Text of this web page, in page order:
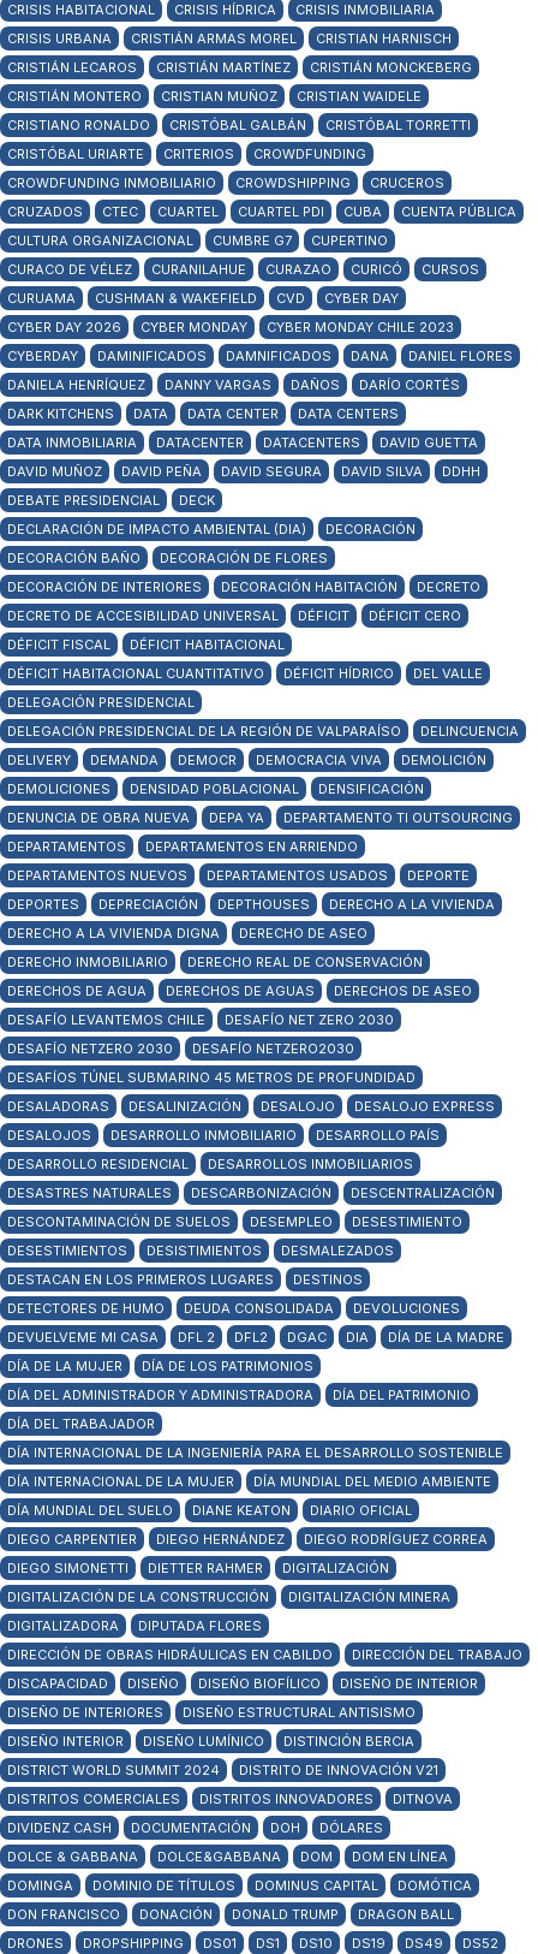
CRISIS HABITACIONAL CRISIS HÍDRICA
CRISIS INMOBILIARIA
CRISIS URBANA
CRISTIÁN ARMAS MOREL
CRISTIAN HARNISCH
CRISTIÁN LECAROS
CRISTIÁN MARTÍNEZ
CRISTIÁN MONCKEBERG
CRISTIÁN MONTERO
CRISTIAN MUÑOZ
CRISTIAN WAIDELE
CRISTIANO RONALDO
CRISTÓBAL GALBÁN
CRISTÓBAL TORRETTI
CRISTÓBAL URIARTE
CRITERIOS
CROWDFUNDING
CROWDFUNDING INMOBILIARIO
CROWDSHIPPING
CRUCEROS
CRUZADOS
CTEC CUARTEL CUARTEL PDI CUBA
CUENTA PÚBLICA
CULTURA ORGANIZACIONAL
CUMBRE G7
CUPERTINO
CURACO DE VÉLEZ
CURANILAHUE CURAZAO CURICÓ
CURSOS
CURUAMA
CUSHMAN & WAKEFIELD CVD
CYBER DAY
CYBER DAY 2026
CYBER MONDAY
CYBER MONDAY CHILE 2023
CYBERDAY
DAMINIFICADOS DAMNIFICADOS DANA
DANIEL FLORES
DANIELA HENRÍQUEZ
DANNY VARGAS DAÑOS
DARÍO CORTÉS
DARK KITCHENS
DATA DATA CENTER
DATA CENTERS
DATA INMOBILIARIA
DATACENTER DATACENTERS
DAVID GUETTA
DAVID MUÑOZ
DAVID PEÑA DAVID SEGURA DAVID SILVA
DDHH
DEBATE PRESIDENCIAL
DECK
DECLARACIÓN DE IMPACTO AMBIENTAL (DIA)
DECORACIÓN
DECORACIÓN BAÑO
DECORACIÓN DE FLORES
DECORACIÓN DE INTERIORES
DECORACIÓN HABITACIÓN
DECRETO
DECRETO DE ACCESIBILIDAD UNIVERSAL
DÉFICIT
DÉFICIT CERO
DÉFICIT FISCAL
DÉFICIT HABITACIONAL
DÉFICIT HABITACIONAL CUANTITATIVO
DÉFICIT HÍDRICO
DEL VALLE
DELEGACIÓN PRESIDENCIAL
DELEGACIÓN PRESIDENCIAL DE LA REGIÓN DE VALPARAÍSO
DELINCUENCIA
DELIVERY
DEMANDA DEMOCR DEMOCRACIA VIVA
DEMOLICIÓN
DEMOLICIONES
DENSIDAD POBLACIONAL
DENSIFICACIÓN
DENUNCIA DE OBRA NUEVA
DEPA YA
DEPARTAMENTO TI OUTSOURCING
DEPARTAMENTOS
DEPARTAMENTOS EN ARRIENDO
DEPARTAMENTOS NUEVOS
DEPARTAMENTOS USADOS
DEPORTE
DEPORTES
DEPRECIACIÓN DEPTHOUSES
DERECHO A LA VIVIENDA
DERECHO A LA VIVIENDA DIGNA
DERECHO DE ASEO
DERECHO INMOBILIARIO
DERECHO REAL DE CONSERVACIÓN
DERECHOS DE AGUA
DERECHOS DE AGUAS
DERECHOS DE ASEO
DESAFÍO LEVANTEMOS CHILE
DESAFÍO NET ZERO 2030
DESAFÍO NETZERO 2030
DESAFÍO NETZERO2030
DESAFÍOS TÚNEL SUBMARINO 45 METROS DE PROFUNDIDAD
DESALADORAS
DESALINIZACIÓN DESALOJO
DESALOJO EXPRESS
DESALOJOS
DESARROLLO INMOBILIARIO
DESARROLLO PAÍS
DESARROLLO RESIDENCIAL
DESARROLLOS INMOBILIARIOS
DESASTRES NATURALES
DESCARBONIZACIÓN
DESCENTRALIZACIÓN
DESCONTAMINACIÓN DE SUELOS
DESEMPLEO
DESESTIMIENTO
DESESTIMIENTOS
DESISTIMIENTOS
DESMALEZADOS
DESTACAN EN LOS PRIMEROS LUGARES
DESTINOS
DETECTORES DE HUMO
DEUDA CONSOLIDADA
DEVOLUCIONES
DEVUELVEME MI CASA
DFL 2 DFL2 DGAC DIA
DÍA DE LA MADRE
DÍA DE LA MUJER
DÍA DE LOS PATRIMONIOS
DÍA DEL ADMINISTRADOR Y ADMINISTRADORA
DÍA DEL PATRIMONIO
DÍA DEL TRABAJADOR
DÍA INTERNACIONAL DE LA INGENIERÍA PARA EL DESARROLLO SOSTENIBLE
DÍA INTERNACIONAL DE LA MUJER
DÍA MUNDIAL DEL MEDIO AMBIENTE
DÍA MUNDIAL DEL SUELO
DIANE KEATON
DIARIO OFICIAL
DIEGO CARPENTIER
DIEGO HERNÁNDEZ
DIEGO RODRÍGUEZ CORREA
DIEGO SIMONETTI
DIETTER RAHMER
DIGITALIZACIÓN
DIGITALIZACIÓN DE LA CONSTRUCCIÓN
DIGITALIZACIÓN MINERA
DIGITALIZADORA
DIPUTADA FLORES
DIRECCIÓN DE OBRAS HIDRÁULICAS EN CABILDO
DIRECCIÓN DEL TRABAJO
DISCAPACIDAD
DISEÑO DISEÑO BIOFÍLICO
DISEÑO DE INTERIOR
DISEÑO DE INTERIORES
DISEÑO ESTRUCTURAL ANTISISMO
DISEÑO INTERIOR
DISEÑO LUMÍNICO
DISTINCIÓN BERCIA
DISTRICT WORLD SUMMIT 2024
DISTRITO DE INNOVACIÓN V21
DISTRITOS COMERCIALES
DISTRITOS INNOVADORES
DITNOVA
DIVIDENZ CASH
DOCUMENTACIÓN DOH
DÓLARES
DOLCE & GABBANA
DOLCE&GABBANA DOM
DOM EN LÍNEA
DOMINGA
DOMINIO DE TÍTULOS DOMINUS CAPITAL
DOMÓTICA
DON FRANCISCO
DONACIÓN DONALD TRUMP
DRAGON BALL
DRONES
DROPSHIPPING DS01 DS1 DS10 DS19 DS49
DS52